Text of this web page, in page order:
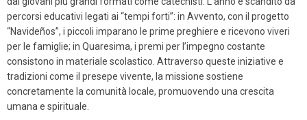
percorsi educativi legati ai “tempi forti”: in Avvento, con il progetto
“Navideños”, i piccoli imparano le prime preghiere e ricevono viveri
per le famiglie; in Quaresima, i premi per l’impegno costante
consistono in materiale scolastico. Attraverso queste iniziative e
tradizioni come il presepe vivente, la missione sostiene
concretamente la comunità locale, promuovendo una crescita
umana e spirituale.